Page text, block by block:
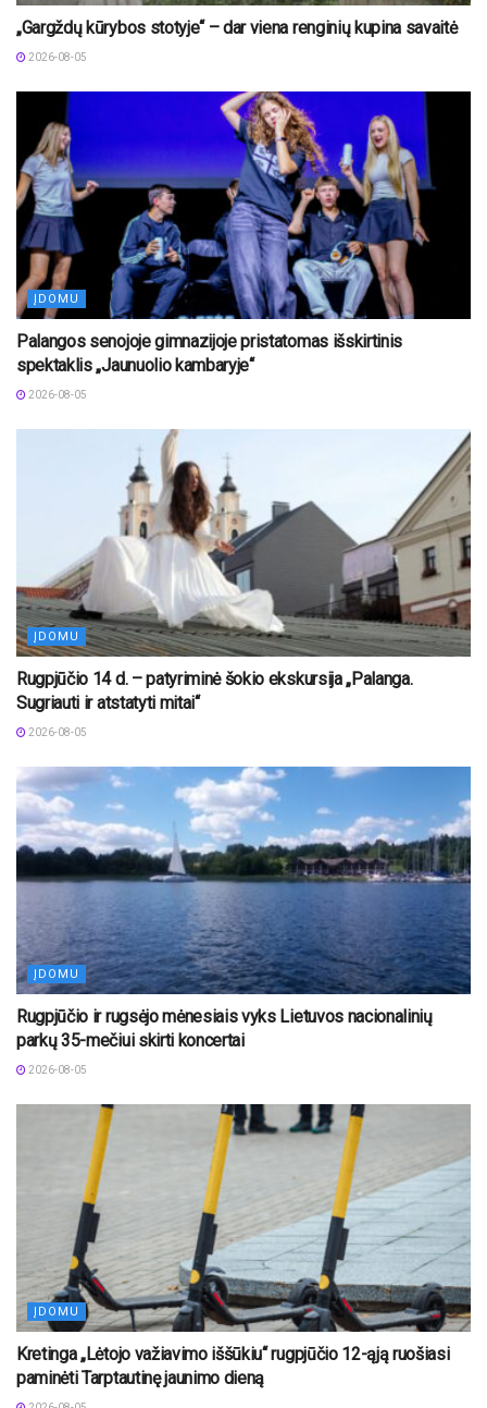
„Gargždų kūrybos stotyje“ – dar viena renginių kupina savaitė
2026-08-05
ĮDOMU
Palangos senojoje gimnazijoje pristatomas išskirtinis
spektaklis „Jaunuolio kambaryje“
2026-08-05
ĮDOMU
Rugpjūčio 14 d. – patyriminė šokio ekskursija „Palanga.
Sugriauti ir atstatyti mitai“
2026-08-05
ĮDOMU
Rugpjūčio ir rugsėjo mėnesiais vyks Lietuvos nacionalinių
parkų 35-mečiui skirti koncertai
2026-08-05
ĮDOMU
Kretinga „Lėtojo važiavimo iššūkiu“ rugpjūčio 12-ąją ruošiasi
paminėti Tarptautinę jaunimo dieną